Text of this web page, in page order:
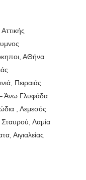
ΑΘήνα
Πειραιάς
– Άνω Γλυφάδα
, Λεμεσός
Λαμία
Αιγιαλείας